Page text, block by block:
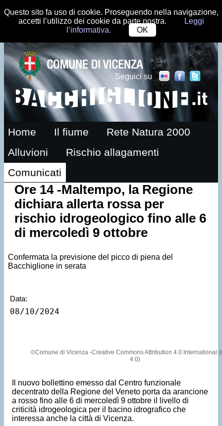
Questo sito fa uso di cookie. Proseguendo nella navigazione,
accetti l’utilizzo dei cookie da parte nostra.
Leggi
l’informativa.
OK
Seguici su
Home Il fiume
Rete Natura 2000
Alluvioni
Rischio allagamenti
Comunicati
Ore 14 -Maltempo, la Regione
dichiara allerta rossa per
rischio idrogeologico fino alle 6
di mercoledì 9 ottobre
Confermata la previsione del picco di piena del
Bacchiglione in serata
Data:
08/10/2024
©Comune di Vicenza -Creative Commons Attribution 4.0 International
4.0)
Il nuovo bollettino emesso dal Centro funzionale
decentrato della Regione del Veneto porta da arancione
a rosso fino alle 6 di mercoledì 9 ottobre il livello di
criticità idrogeologica per il bacino idrografico che
interessa anche la città di Vicenza.